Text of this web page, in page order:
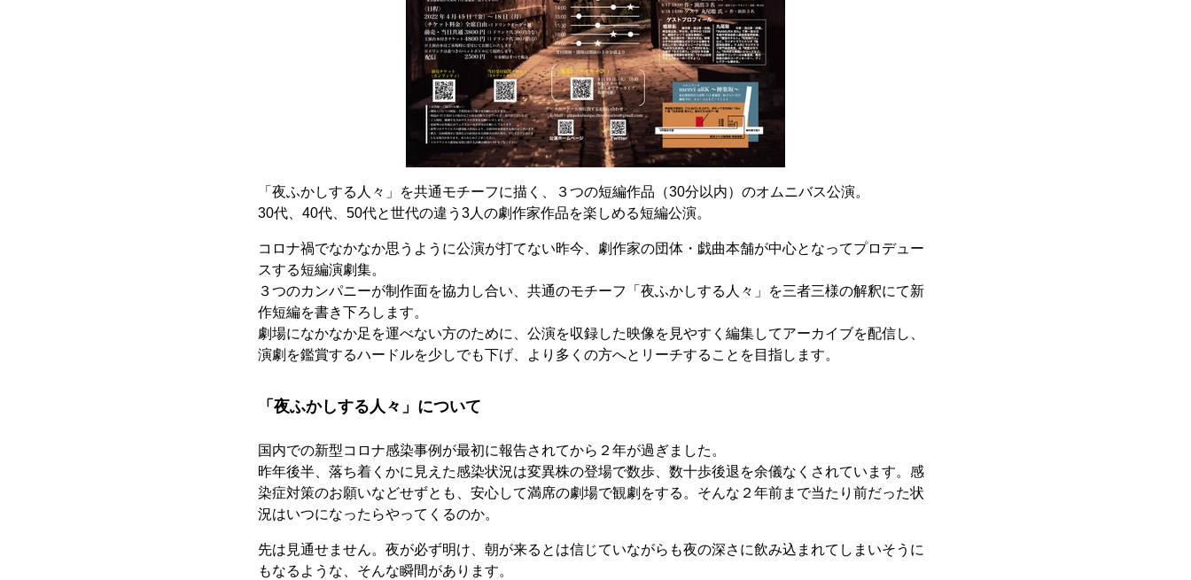
「夜ふかしする人々」を共通モチーフに描く、３つの短編作品（30分以内）のオムニバス公演。
30代、40代、50代と世代の違う3人の劇作家作品を楽しめる短編公演。
コロナ禍でなかなか思うように公演が打てない昨今、劇作家の団体・戯曲本舗が中心となってプロデュー
スする短編演劇集。
３つのカンパニーが制作面を協力し合い、共通のモチーフ「夜ふかしする人々」を三者三様の解釈にて新
作短編を書き下ろします。
劇場になかなか足を運べない方のために、公演を収録した映像を見やすく編集してアーカイブを配信し、
演劇を鑑賞するハードルを少しでも下げ、より多くの方へとリーチすることを目指します。
「夜ふかしする人々」について
国内での新型コロナ感染事例が最初に報告されてから２年が過ぎました。
昨年後半、落ち着くかに見えた感染状況は変異株の登場で数歩、数十歩後退を余儀なくされています。感
染症対策のお願いなどせずとも、安心して満席の劇場で観劇をする。そんな２年前まで当たり前だった状
況はいつになったらやってくるのか。
先は見通せません。夜が必ず明け、朝が来るとは信じていながらも夜の深さに飲み込まれてしまいそうに
もなるような、そんな瞬間があります。